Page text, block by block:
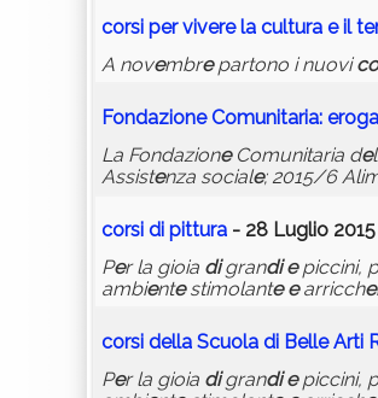
corsi per viverela cultura eil te
A novembrepartono i nuovi
FondazioneComunitaria: e
La FondazioneComunitaria de
Assistenza sociale; 2015/6
corsi di pittura - 28 Luglio 2015
Per la gioia digrandi epiccini, p
ambientestimolante earricche
corsi della Scuola di BelleArti
Per la gioia digrandi epiccini, p